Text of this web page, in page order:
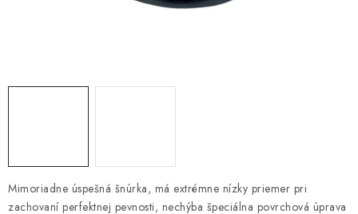
PRÍVLAČ
PRÚTY
KONTAKTY
Mimoriadne úspešná šnúrka, má extrémne nízky priemer pri
zachovaní perfektnej pevnosti, nechýba špeciálna povrchová úprava